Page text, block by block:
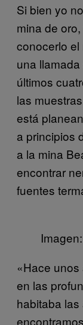
Si bien yo
mina de
conocerlo
una
últimos
las
está
a principios
a la mina
encontrar
fuentes
«Hace
en las
habitaba